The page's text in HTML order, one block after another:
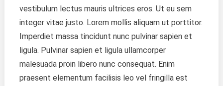
vestibulum lectus mauris ultrices eros. Ut eu sem
integer vitae justo. Lorem mollis aliquam ut porttitor.
Imperdiet massa tincidunt nunc pulvinar sapien et
ligula. Pulvinar sapien et ligula ullamcorper
malesuada proin libero nunc consequat. Enim
praesent elementum facilisis leo vel fringilla est